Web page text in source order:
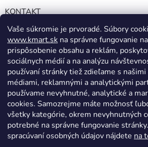
Vaše súkromie je prvoradé. Súbory
www.kmart.sk na správne fungovanie
prispôsobenie obsahu a reklám,
sociálnych médií a na analýzu
používaní stránky tiež zdieľame s
médiami, reklamnými a analytickými
používame nevyhnutné, analytické a
cookies. Samozrejme máte možnosť
všetky kategórie, okrem nevyhnutných
potrebné na správne fungovanie
spracúvaní osobných údajov nájdete na
KONTAKT
info@kmart.sk
+421 947 979 193
+421 947 979 193
facebook.com/Kolieramarket